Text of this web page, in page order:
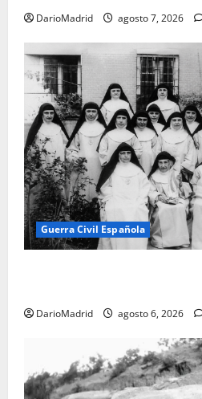
DarioMadrid agosto 7, 2026
Guerra Civil Española
DarioMadrid agosto 6, 2026